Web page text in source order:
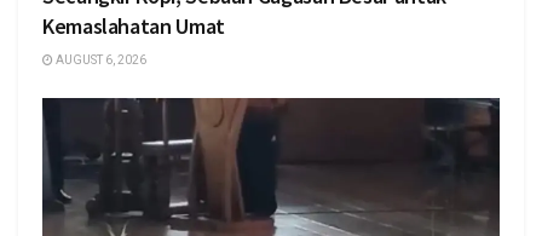
Kemaslahatan Umat
AUGUST 6, 2026